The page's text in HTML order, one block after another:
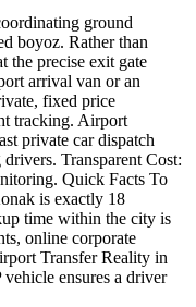
ground
boyoz. Rather than
the precise exit gate
arrival van or an
fixed price
tracking. Airport
private car dispatch
Transparent Cost:
Quick Facts To
is exactly 18
time within the city is
online corporate
Transfer Reality in
ensures a driver